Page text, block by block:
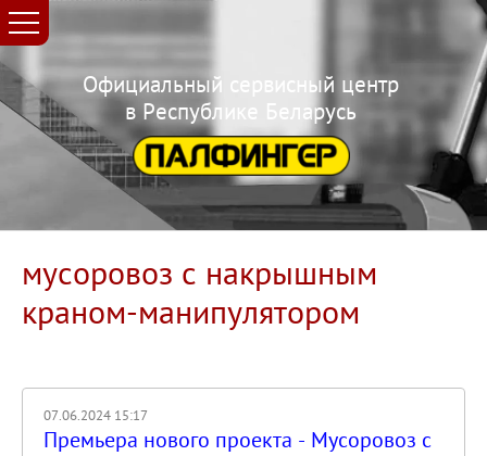
Официальный сервисный центр
в Республике Беларусь
мусоровоз с накрышным
краном-манипулятором
07.06.2024 15:17
Премьера нового проекта - Мусоровоз с